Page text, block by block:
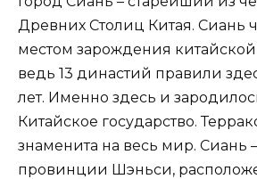
Древних Столиц Китая. Сиань
местом зарождения
ведь 13 династий правили
лет. Именно здесь и
Китайское государство.
знаменита на весь мир. Сиань
провинции Шэньси,